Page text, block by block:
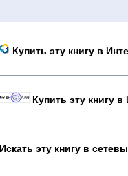
Купить эту книгу в
Купить эту книгу
Искать эту книгу в